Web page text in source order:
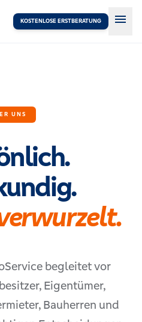
KOSTENLOSE ERSTBERATUNG menu
UNS
begleitet vor
Eigentümer,
Bauherren und